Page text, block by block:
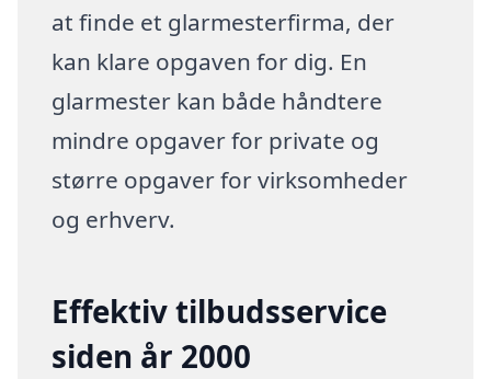
at finde et glarmesterfirma, der
kan klare opgaven for dig. En
glarmester kan både håndtere
mindre opgaver for private og
større opgaver for virksomheder
og erhverv.
Effektiv tilbudsservice
siden år 2000